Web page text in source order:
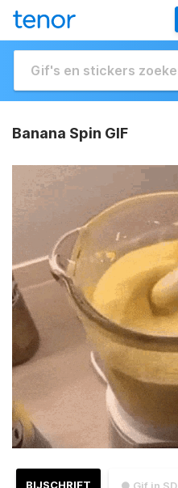
Banana Spin GIF
BIJSCHRIFT